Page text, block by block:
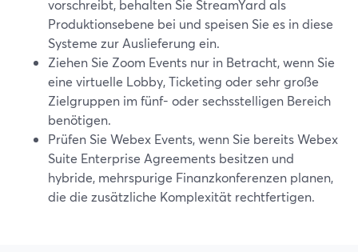
vorschreibt, behalten Sie StreamYard als
Produktionsebene bei und speisen Sie es in diese
Systeme zur Auslieferung ein.
Ziehen Sie Zoom Events nur in Betracht, wenn Sie
eine virtuelle Lobby, Ticketing oder sehr große
Zielgruppen im fünf- oder sechsstelligen Bereich
benötigen.
Prüfen Sie Webex Events, wenn Sie bereits Webex
Suite Enterprise Agreements besitzen und
hybride, mehrspurige Finanzkonferenzen planen,
die die zusätzliche Komplexität rechtfertigen.